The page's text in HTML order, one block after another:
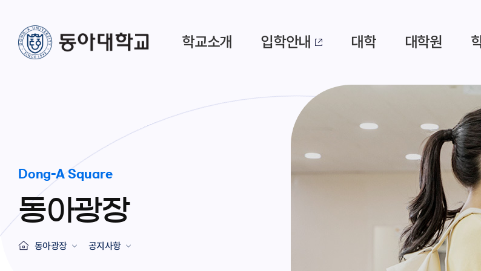
학교소개 입학안내 대학 대학원
Dong-A Square
동아광장
동아광장 공지사항